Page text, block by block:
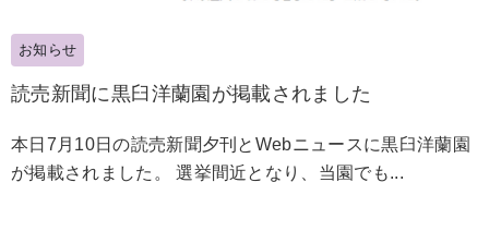
お知らせ
読売新聞に黒臼洋蘭園が掲載されました
本日7月10日の読売新聞夕刊とWebニュースに黒臼洋蘭園
が掲載されました。 選挙間近となり、当園でも...